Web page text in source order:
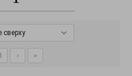
сверху
› »